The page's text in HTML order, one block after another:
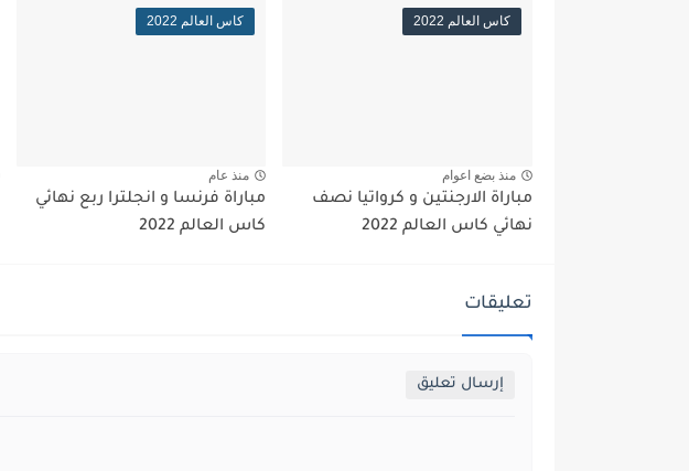
كاس العالم 2022
منذ بضع اعوام
مباراة الارجنتين و كرواتيا نصف
نهائي كاس العالم 2022
كاس العالم 2022
منذ عام
مباراة فرنسا و انجلترا ربع نهائي
كاس العالم 2022
تعليقات
إرسال تعليق